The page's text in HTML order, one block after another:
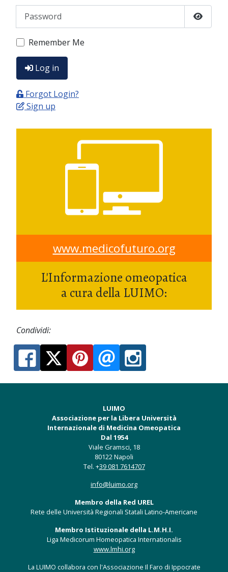
Password
Show
Remember Me
Log in
Forgot Login?
Sign up
www.medicofuturo.org
L'Informazione omeopatica
a cura della LUIMO:
Condividi:
LUIMO
Associazione per la Libera Università
Internazionale di Medicina Omeopatica
Dal 1954
Viale Gramsci, 18
80122 Napoli
Tel. +39 081 7614707
info@luimo.org
Membro della Red UREL
Rete delle Università Regionali Statali Latino-Americane
Membro Istituzionale della L.M.H.I.
Liga Medicorum Homeopatica Internationalis
www.lmhi.org
La LUIMO collabora con l'Associazione Il Faro di Ippocrate